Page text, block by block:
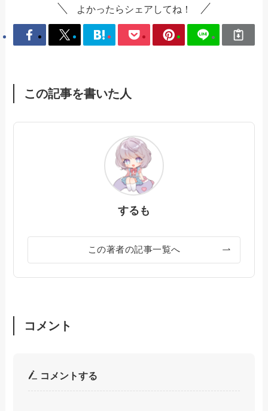
よかったらシェアしてね！
この記事を書いた人
するも
この著者の記事一覧へ
コメント
コメントする